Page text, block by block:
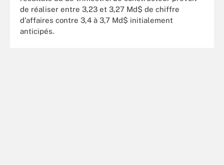
de réaliser entre 3,23 et 3,27 Md$ de chiffre
d'affaires contre 3,4 à 3,7 Md$ initialement
anticipés.